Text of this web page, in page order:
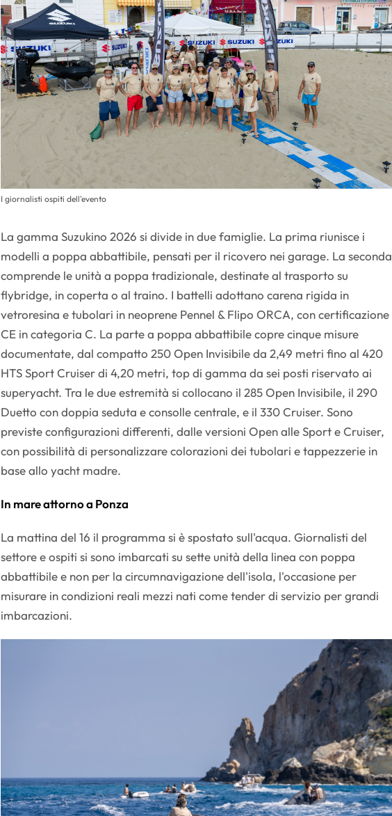
I giornalisti ospiti dell'evento
La gamma Suzukino 2026 si divide in due famiglie. La prima riunisce i
modelli a poppa abbattibile, pensati per il ricovero nei garage. La seconda
comprende le unità a poppa tradizionale, destinate al trasporto su
flybridge, in coperta o al traino. I battelli adottano carena rigida in
vetroresina e tubolari in neoprene Pennel & Flipo ORCA, con certificazione
CE in categoria C. La parte a poppa abbattibile copre cinque misure
documentate, dal compatto 250 Open Invisibile da 2,49 metri fino al 420
HTS Sport Cruiser di 4,20 metri, top di gamma da sei posti riservato ai
superyacht. Tra le due estremità si collocano il 285 Open Invisibile, il 290
Duetto con doppia seduta e consolle centrale, e il 330 Cruiser. Sono
previste configurazioni differenti, dalle versioni Open alle Sport e Cruiser,
con possibilità di personalizzare colorazioni dei tubolari e tappezzerie in
base allo yacht madre.
In mare attorno a Ponza
La mattina del 16 il programma si è spostato sull'acqua. Giornalisti del
settore e ospiti si sono imbarcati su sette unità della linea con poppa
abbattibile e non per la circumnavigazione dell'isola, l'occasione per
misurare in condizioni reali mezzi nati come tender di servizio per grandi
imbarcazioni.